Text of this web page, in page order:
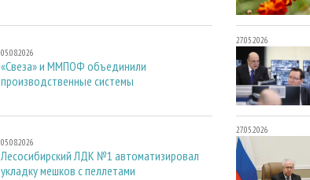
05.08.2026
«Свеза» и ММПОФ объединили
производственные системы
05.08.2026
Лесосибирский ЛДК №1 автоматизировал
укладку мешков с пеллетами
27.05.2026
27.05.2026